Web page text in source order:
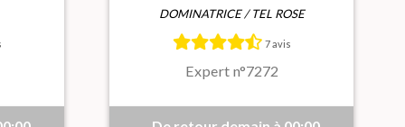
et
DOMINATRICE / TEL ROSE
7 avis
Expert n°7272
Sarah – Pulpeuse, chaude et
entièrement à toi Moi, c’est
Sarah… une femme pulpeuse,
douce, délurée et totalement à ...